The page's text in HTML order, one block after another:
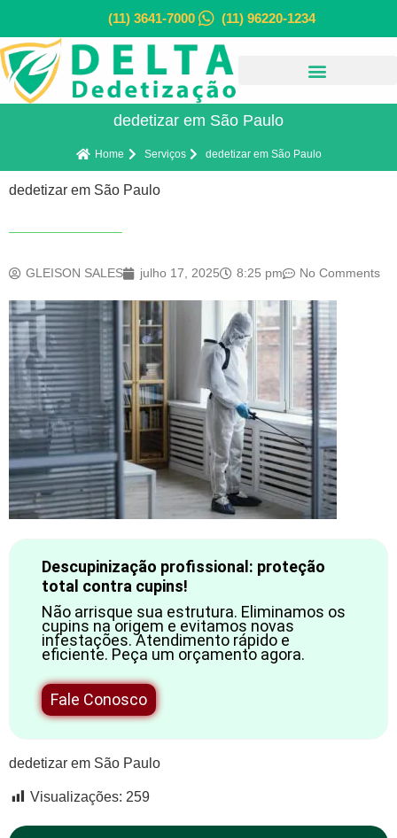
(11) 3641-7000 (11) 96220-1234
dedetizar em São Paulo
Home Serviços dedetizar em São Paulo
dedetizar em São Paulo
GLEISON SALES julho 17, 2025 8:25 pm No Comments
Descupinização profissional: proteção
total contra cupins!
Não arrisque sua estrutura. Eliminamos os
cupins na origem e evitamos novas
infestações. Atendimento rápido e
eficiente. Peça um orçamento agora.
Fale Conosco
dedetizar em São Paulo
Visualizações: 259